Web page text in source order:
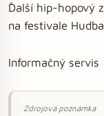
Ďalší hip-hopový
na festivale
Informačný servis
Zdrojová poznámka